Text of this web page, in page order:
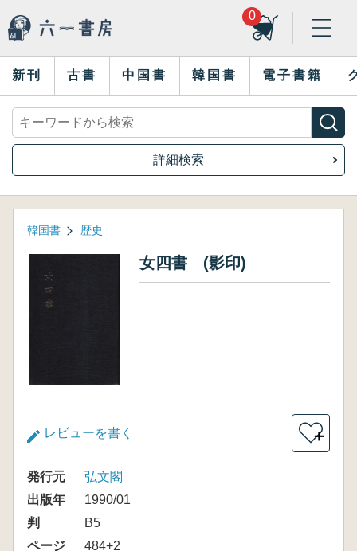
0
新刊 古書 中国書 韓国書 電子書籍
詳細検索
韓国書 歴史
女四書 (影印)
レビューを書く ＋
発行元
弘文閣
出版年
1990/01
判
B5
ページ
484+2